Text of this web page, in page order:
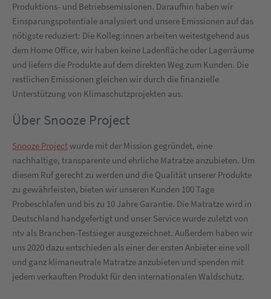
Produktions- und Betriebsemissionen. Daraufhin haben wir
Einsparungspotentiale analysiert und unsere Emissionen auf das
nötigste reduziert: Die Kolleg:innen arbeiten weitestgehend aus
dem Home Office, wir haben keine Ladenfläche oder Lagerräume
und liefern die Produkte auf dem direkten Weg zum Kunden. Die
restlichen Emissionen gleichen wir durch die finanzielle
Unterstützung von Klimaschutzprojekten aus.
Über Snooze Project
Snooze Projectwurde mit der Mission gegründet, eine
nachhaltige, transparente und ehrliche Matratze anzubieten. Um
diesem Ruf gerecht zu werden und die Qualität unserer Produkte
zu gewährleisten, bieten wir unseren Kunden 100 Tage
Probeschlafen und bis zu 10 Jahre Garantie. Die Matratze wird in
Deutschland handgefertigt und unser Service wurde zuletzt von
ntv als Branchen-Testsieger ausgezeichnet. Außerdem haben wir
uns 2020 dazu entschieden als einer der ersten Anbieter eine voll
und ganz klimaneutrale Matratze anzubieten und spenden mit
jedem verkauften Produkt für den internationalen Waldschutz.